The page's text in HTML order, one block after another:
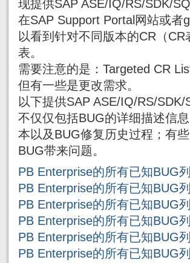
现提供SAP ASE/IQ/RS/SDK/
在SAP Support Portal网站或者
以看到针对不同版本的CR（
表。
需要注意的是：Targeted CR
但有一些是更改需求。
以下提供SAP ASE/IQ/RS/
不仅仅包括BUG的详细描述信
本以及BUG修复历史过程；有
BUG带来问题。
PB Enterprise的所有已知BUG列
PB Enterprise的所有已知BUG列
PB Enterprise的所有已知BUG列
PB Enterprise的所有已知BUG列
PB Enterprise的所有已知BUG列
PB Enterprise的所有已知BUG列